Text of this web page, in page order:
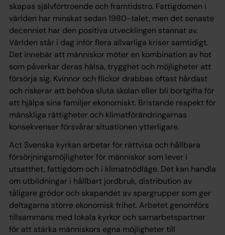
skapas självförtroende och framtidstro. Fattigdomen i
världen har minskat sedan 1980-talet, men det senaste
decenniet har den positiva utvecklingen stannat av.
Världen står i dag inför flera allvarliga kriser samtidigt.
Det innebär att människor möter en kombination av hot
som påverkar deras hälsa, trygghet och möjligheter att
försörja sig. Kvinnor och flickor drabbas oftast hårdast
och riskerar att behöva sluta skolan eller bli bortgifta för
att hjälpa sina familjer ekonomiskt. Bristande respekt för
mänskliga rättigheter och klimatförändringarnas
konsekvenser försvårar situationen ytterligare.
Act Svenska kyrkan arbetar för rättvisa och hållbara
försörjningsmöjligheter för människor som lever i
utsatthet, fattigdom och i klimatnödläge. Det kan handla
om utbildningar i hållbart jordbruk, distribution av
tåligare grödor och skapandet av spargrupper som ger
deltagarna större ekonomisk frihet. Arbetet genomförs
tillsammans med lokala kyrkor och samarbetspartner
för att stärka människors egna möjligheter till